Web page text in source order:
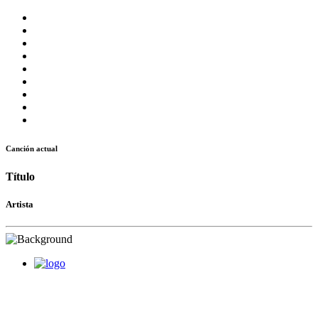
Canción actual
Título
Artista